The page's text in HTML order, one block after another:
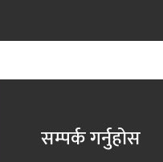
सम्पर्क गर्नुहोस